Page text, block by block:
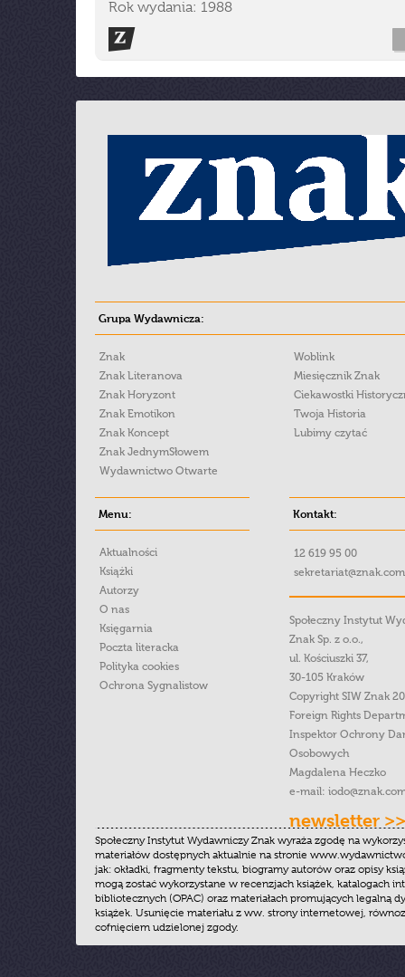
Rok wydania: 1988
Grupa Wydawnicza:
Znak
Znak Literanova
Znak Horyzont
Znak Emotikon
Znak Koncept
Znak JednymSłowem
Wydawnictwo Otwarte
Woblink
Miesięcznik Znak
Ciekawostki
Twoja Historia
Lubimy czytać
Menu:
Aktualności
Książki
Autorzy
O nas
Księgarnia
Poczta literacka
Polityka cookies
Ochrona Sygnalistow
Kontakt:
12 619 95 00
Społeczny Instytut
Znak Sp. z o.o.,
ul. Kościuszki 37,
30-105 Kraków
Copyright SIW Znak
Foreign Rights
Inspektor Ochrony
Osobowych
Magdalena Heczko
e-mail:
newsletter >>
Społeczny Instytut Wydawniczy Znak wyraża zgodę na
materiałów dostępnych aktualnie na stronie
jak: okładki, fragmenty tekstu, biogramy autorów oraz opisy
mogą zostać wykorzystane w recenzjach książek, katalogach
bibliotecznych (OPAC) oraz materiałach promujących legalną
książek. Usunięcie materiału z ww. strony internetowej,
cofnięciem udzielonej zgody.